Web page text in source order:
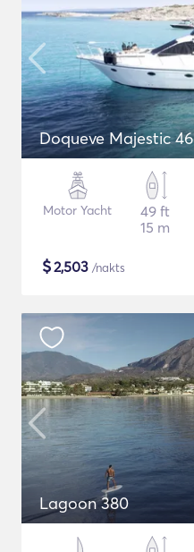
Doqueve Majestic 46
Motor Yacht
49 ft
15 m
$2,503 /nakts
Lagoon 380